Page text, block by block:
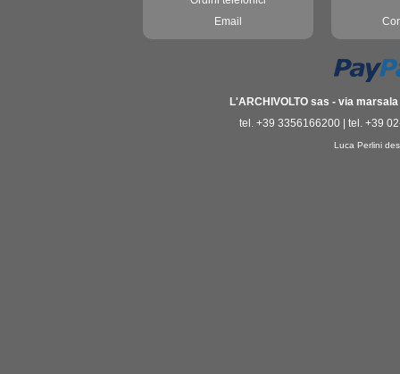
Email
L'ARCHIVOLTO sas - via
tel. +39 3356166200 | tel. +39
Luca Perlini